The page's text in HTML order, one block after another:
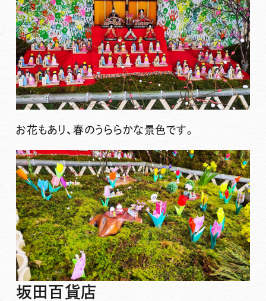
お花もあり、春のうららかな景色です。
坂田百貨店